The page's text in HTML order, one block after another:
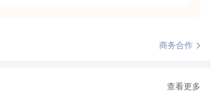
商务合作
查看更多